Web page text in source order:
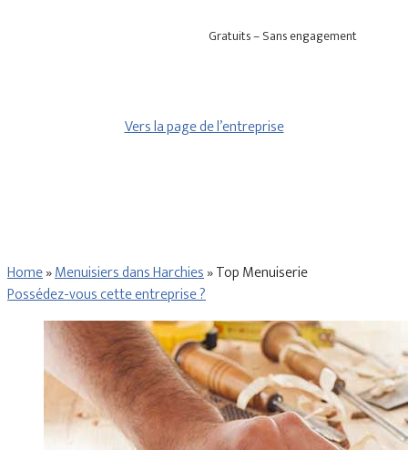
Gratuits – Sans engagement
Vers la page de l’entreprise
Home»Menuisiers dans Harchies»Top Menuiserie
Possédez-vous cette entreprise ?